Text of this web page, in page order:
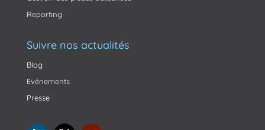
Reporting
Suivre nos actualités
Blog
Evénements
Presse